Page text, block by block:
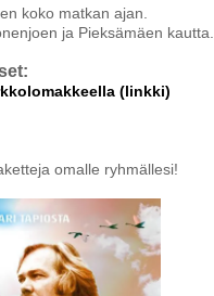
koko matkan ajan.
ja Pieksämäen kautta.
(linkki)
omalle ryhmällesi!